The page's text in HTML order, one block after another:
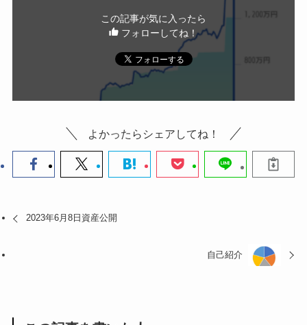
この記事が気に入ったら
フォローしてね！
よかったらシェアしてね！
2023年6月8日資産公開
自己紹介